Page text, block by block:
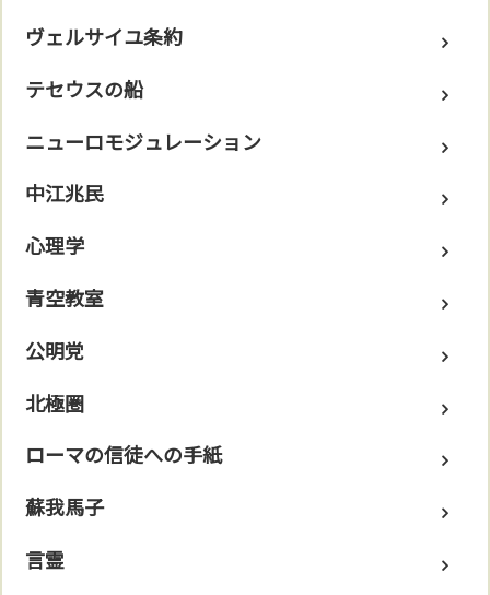
ヴェルサイユ条約
テセウスの船
ニューロモジュレーション
中江兆民
心理学
青空教室
公明党
北極圏
ローマの信徒への手紙
蘇我馬子
言霊